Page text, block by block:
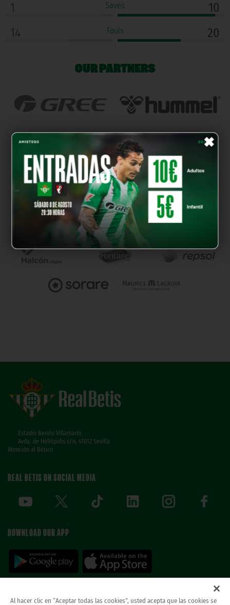
×
Saves
1 10
Fouls
14 20
OUR PARTNERS
Estadio Benito Villamarín
Avda. de Heliópolis s/n, 41012 Sevilla
Atención al Bético
REAL BETIS ON SOCIAL MEDIA
DOWNLOAD OUR APP
Al hacer clic en “Aceptar todas las cookies”, usted acepta que las cookies se